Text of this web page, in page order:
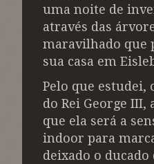
uma noite de
através das
maravilhado que
sua casa em
Pelo que estudei,
do Rei George III,
que ela será a
indoor para
deixado o